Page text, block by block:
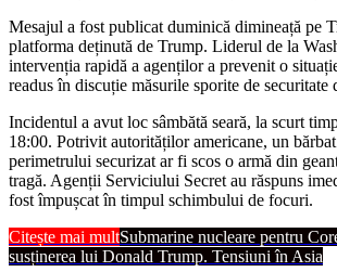
Mesajul a fost publicat duminică dimineață pe
platforma deținută de Trump. Liderul de la
intervenția rapidă a agenților a prevenit o
readus în discuție măsurile sporite de
Incidentul a avut loc sâmbătă seară, la scurt
18:00. Potrivit autorităților americane, un
perimetrului securizat ar fi scos o armă din
tragă. Agenții Serviciului Secret au răspuns
fost împușcat în timpul schimbului de focuri.
Citește mai multSubmarine nucleare pentru
susținerea lui Donald Trump. Tensiuni în Asia